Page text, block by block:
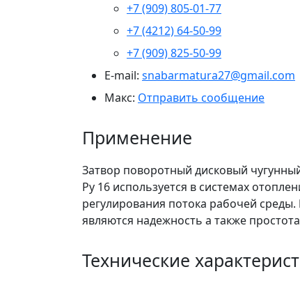
+7 (909) 805-01-77
+7 (4212) 64-50-99
+7 (909) 825-50-99
E-mail: snabarmatura27@gmail.com
Макс: Отправить сообщение
Применение
Затвор поворотный дисковый
Ру 16 используется в системах
регулирования потока рабочей
являются надежность а также
Технические